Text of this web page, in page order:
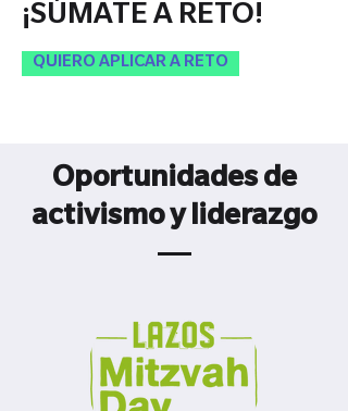
¡SÚMATE A RETO!
QUIERO APLICAR A RETO
Oportunidades de
activismo y liderazgo